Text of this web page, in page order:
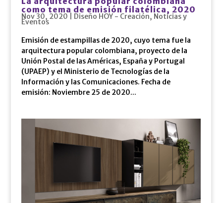
como tema de emisión filatélica, 2020
Nov 30, 2020 Diseño HOY - Creación, Noticias y
Eventos
Emisión de estampillas de 2020, cuyo tema fue la
arquitectura popular colombiana, proyecto de la
Unión Postal de las Américas, España y Portugal
(UPAEP) y el Ministerio de Tecnologías de la
Información y las Comunicaciones. Fecha de
emisión: Noviembre 25 de 2020...